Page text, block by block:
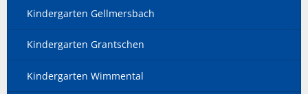
Kindergarten Gellmersbach
Kindergarten Grantschen
Kindergarten Wimmental